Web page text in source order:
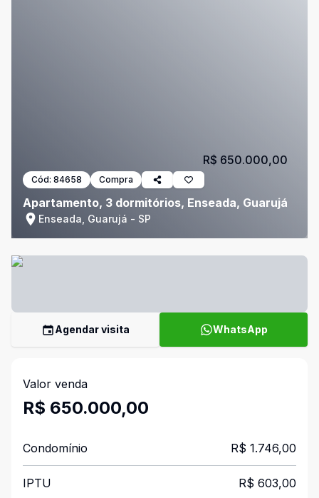
Cód: 84658 Compra
Apartamento, 3 dormitórios, Enseada, Guarujá
Enseada, Guarujá - SP
R$ 650.000,00
Agendar visita WhatsApp
Valor venda
R$ 650.000,00
Condomínio R$ 1.746,00
IPTU R$ 603,00